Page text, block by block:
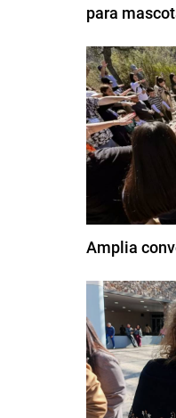
para
Amplia